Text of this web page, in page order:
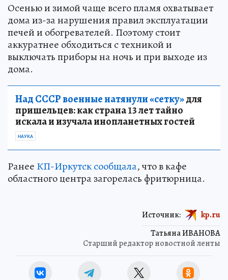
Осенью и зимой чаще всего пламя охватывает
дома из-за нарушения правил эксплуатации
печей и обогревателей. Поэтому стоит
аккуратнее обходиться с техникой и
выключать приборы на ночь и при выходе из
дома.
Над СССР военные натянули «сетку»для
пришельцев: как страна 13 лет тайно
искала и изучала инопланетных гостей
НАУКА
Ранее КП-Иркутск сообщала, что в кафе
областного центра загорелась фритюрница.
Татьяна ИВАНОВА
Старший редактор новостной ленты
Источник: kp.ru